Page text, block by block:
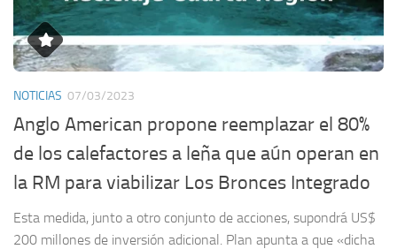
NOTICIAS 07/03/2023
Anglo American propone reemplazar el 80%
de los calefactores a leña que aún operan en
la RM para viabilizar Los Bronces Integrado
Esta medida, junto a otro conjunto de acciones, supondrá US$
200 millones de inversión adicional. Plan apunta a que «dicha